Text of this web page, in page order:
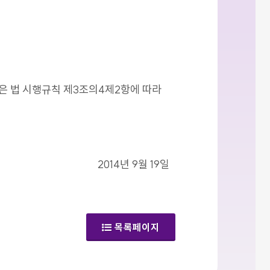
법 시행규칙 제3조의4제2항에 따라
2014년 9월 19일
목록페이지